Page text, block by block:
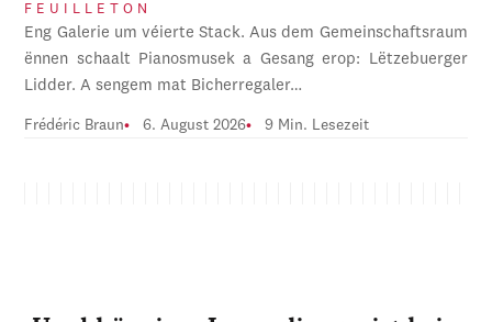
FEUILLETON
Eng Galerie um véierte Stack. Aus dem Gemeinschaftsraum
ënnen schaalt Pianosmusek a Gesang erop: Lëtzebuerger
Lidder. A sengem mat Bicherregaler…
Frédéric Braun 6. August 2026 9 Min. Lesezeit